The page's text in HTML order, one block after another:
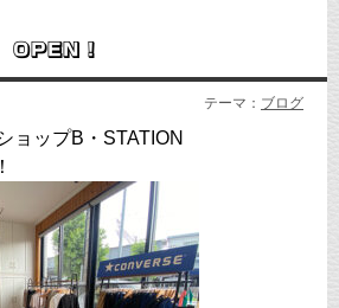
！
テーマ： ブログ
ョップB・STATION